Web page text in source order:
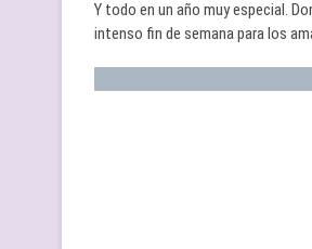
Y todo en un año muy especial.
intenso fin de semana para los